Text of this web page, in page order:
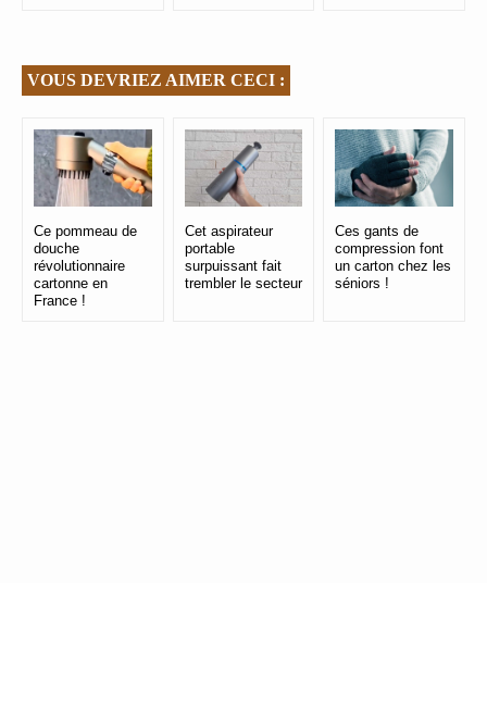
VOUS DEVRIEZ AIMER CECI :
Ce pommeau de
douche
révolutionnaire
cartonne en
France !
Cet aspirateur
portable
surpuissant fait
trembler le secteur
Ces gants de
compression font
un carton chez les
séniors !